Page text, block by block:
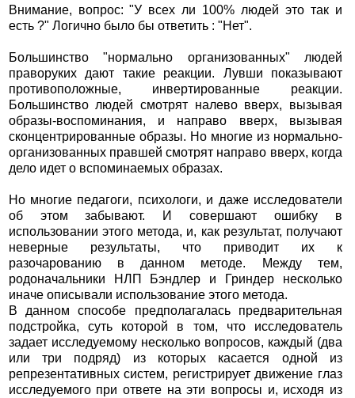
Внимание, вопрос: "У всех ли 100% людей это так и
есть ?" Логично было бы ответить : "Нет".
Большинство "нормально организованных" людей
праворуких дают такие реакции. Лувши показывают
противоположные, инвертированные реакции.
Большинство людей смотрят налево вверх, вызывая
образы-воспоминания, и направо вверх, вызывая
сконцентрированные образы. Но многие из нормально-
организованных правшей смотрят направо вверх, когда
дело идет о вспоминаемых образах.
Но многие педагоги, психологи, и даже исследователи
об этом забывают. И совершают ошибку в
использовании этого метода, и, как результат, получают
неверные результаты, что приводит их к
разочарованию в данном методе. Между тем,
родоначальники НЛП Бэндлер и Гриндер несколько
иначе описывали использование этого метода.
В данном способе предполагалась предварительная
подстройка, суть которой в том, что исследователь
задает исследуемому несколько вопросов, каждый (два
или три подряд) из которых касается одной из
репрезентативных систем, регистрирует движение глаз
исследуемого при ответе на эти вопросы и, исходя из